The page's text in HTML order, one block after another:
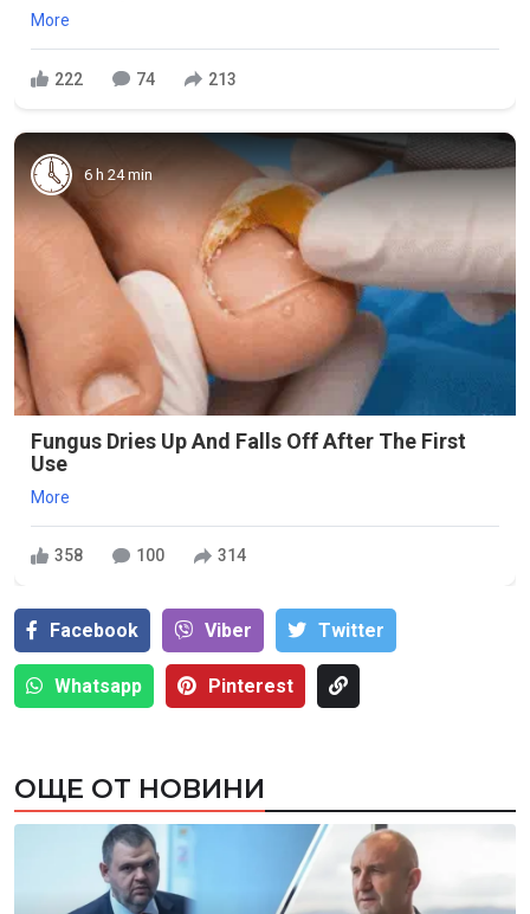
More
222 74 213
6 h 24 min
Fungus Dries Up And Falls Off After The First
Use
More
358 100 314
Facebook Viber Тwitter
Whatsapp Pinterest
ОЩЕ ОТ НОВИНИ